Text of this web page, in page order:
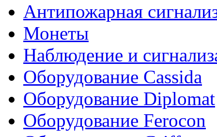
Антипожарная
Монеты
Наблюдение и
Оборудование Cassida
Оборудование Diplomat
Оборудование Ferocon